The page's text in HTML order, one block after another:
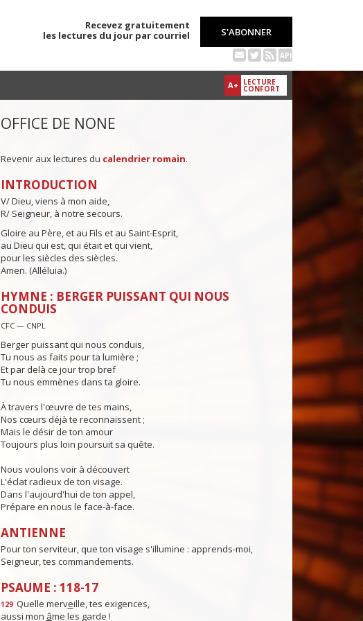
Recevez gratuitement
les lectures du jour par courriel
S'ABONNER
API
A+ LECTURE
CONFORT
OFFICE DE NONE
Revenir aux lectures du calendrier romain.
INTRODUCTION
V/ Dieu, viens à mon aide,
R/ Seigneur, à notre secours.
Gloire au Père, et au Fils et au Saint-Esprit,
au Dieu qui est, qui était et qui vient,
pour les siècles des siècles.
Amen. (Alléluia.)
HYMNE : BERGER PUISSANT QUI NOUS
CONDUIS
CFC — CNPL
Berger puissant qui nous conduis,
Tu nous as faits pour ta lumière ;
Et par delà ce jour trop bref
Tu nous emmènes dans ta gloire.
À travers l'œuvre de tes mains,
Nos cœurs déjà te reconnaissent ;
Mais le désir de ton amour
Toujours plus loin poursuit sa quête.
Nous voulons voir à découvert
L'éclat radieux de ton visage.
Dans l'aujourd'hui de ton appel,
Prépare en nous le face-à-face.
ANTIENNE
Pour ton serviteur, que ton visage s'illumine : apprends-moi,
Seigneur, tes commandements.
PSAUME : 118-17
129 Quelle merveille, tes exigences,
aussi mon âme les garde !